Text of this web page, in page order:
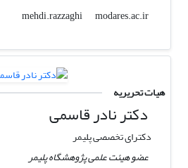
mehdi.razzaghi
modares.ac.ir
هیات تحریریه
دکتر نادر قاسمی
دکترای تخصصی پلیمر
عضو هیئت علمی پژوهشگاه پلیمر